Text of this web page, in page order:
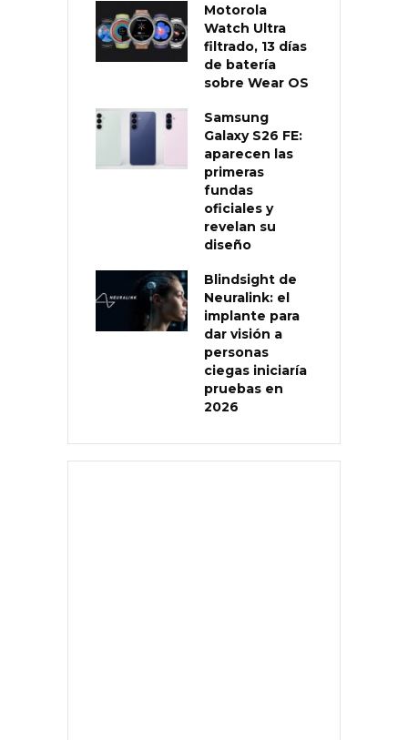
Motorola
Watch Ultra
filtrado, 13 días
de batería
sobre Wear OS
Samsung
Galaxy S26 FE:
aparecen las
primeras
fundas
oficiales y
revelan su
diseño
Blindsight de
Neuralink: el
implante para
dar visión a
personas
ciegas iniciaría
pruebas en
2026